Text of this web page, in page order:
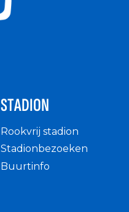
STADION
Rookvrij stadion
Stadionbezoeken
Buurtinfo